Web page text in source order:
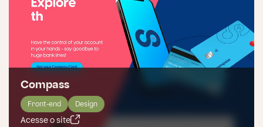
Compass
Front-end Design
Acesse o site